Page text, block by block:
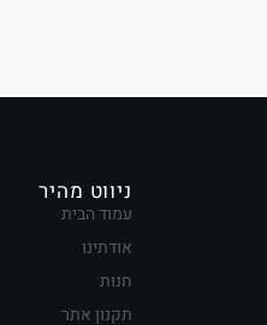
ניווט מהיר
עמוד הבית
אודתינו
חנות
תקנון אתר